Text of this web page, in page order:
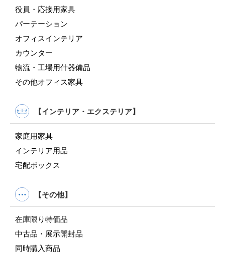
役員・応接用家具
パーテーション
オフィスインテリア
カウンター
物流・工場用什器備品
その他オフィス家具
【インテリア・エクステリア】
家庭用家具
インテリア用品
宅配ボックス
【その他】
在庫限り特価品
中古品・展示開封品
同時購入商品